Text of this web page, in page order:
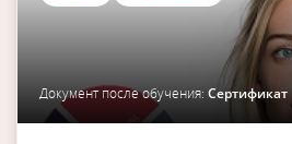
Документ после обучения: Сертификат